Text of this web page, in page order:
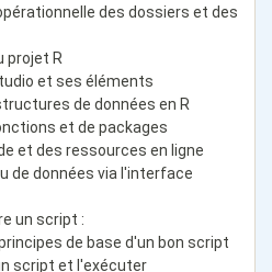
des dossiers et des
projet R
et ses éléments
de données en R
et de packages
et des ressources en ligne
de données via l'interface
un script :
de base d'un bon script
script et l'exécuter